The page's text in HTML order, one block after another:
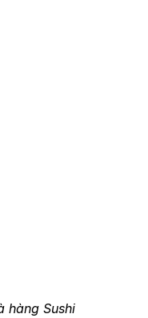
hàng Sushi